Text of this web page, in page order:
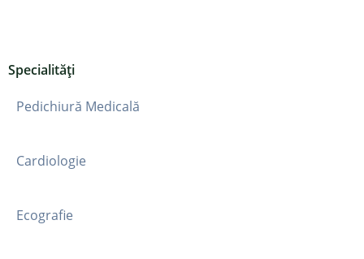
Specialități
Pedichiură Medicală
Cardiologie
Ecografie